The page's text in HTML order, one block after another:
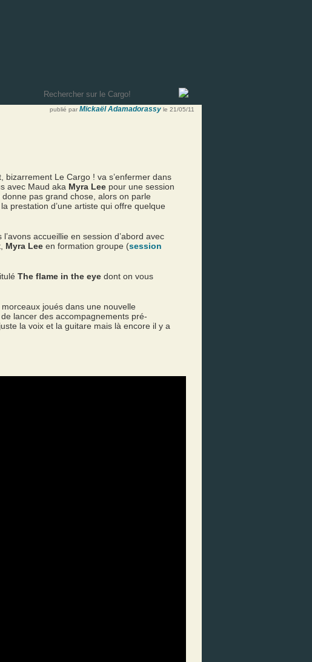
publié par Mickaël Adamadorassy le 21/05/11
Le Cargo ! va s’enfermer dans
avec Maud aka Myra Lee pour une session
pas grand chose, alors on parle
prestation d’une artiste qui offre quelque
accueillie en session d’abord avec
Myra Lee en formation groupe (session
The flame in the eye dont on vous
morceaux joués dans une nouvelle
lancer des accompagnements pré-
juste la voix et la guitare mais là encore il y a